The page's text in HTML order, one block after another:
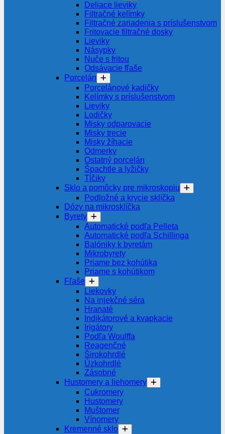
Deliace lieviky
Filtračné kelímky
Filtračné zariadenia s príslušenstvom
Fritovacie filtračné dosky
Lieviky
Násypky
Nuče s fritou
Odsávacie fľaše
Porcelán
Porcelánové kadičky
Kelímky s príslušenstvom
Lieviky
Lodičky
Misky odparovacie
Misky trecie
Misky žíhacie
Odmerky
Ostatný porcelán
Špachtle a lyžičky
Tĺčiky
Sklo a pomôcky pre mikroskopiu
Podložné a krycie sklíčka
Dózy na mikrosklíčka
Byrety
Automatické podľa Pelleta
Automatické podľa Schillinga
Balóniky k byretám
Mikrobyrety
Priame bez kohútika
Priame s kohútikom
Fľaše
Liekovky
Na injekčné séra
Hranaté
Indikátorové a kvapkacie
Irigátory
Podľa Woulffa
Reagenčné
Širokohrdlé
Úzkohrdlé
Zásobné
Hustomery a liehomery
Cukromery
Hustomery
Muštomer
Vínomery
Kremenné sklo